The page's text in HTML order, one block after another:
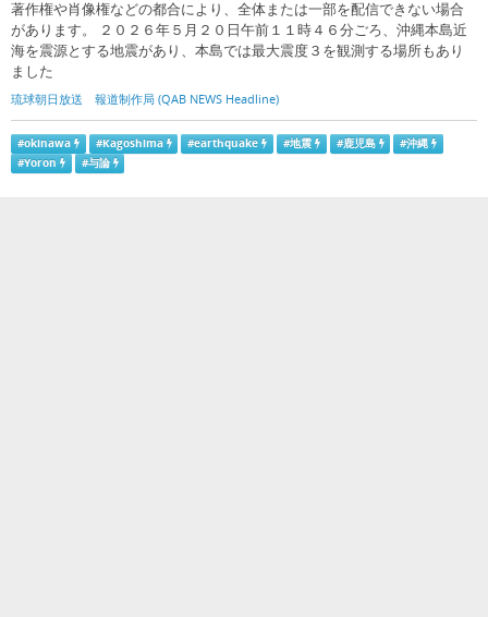
著作権や肖像権などの都合により、全体または一部を配信できない場合
があります。 ２０２６年５月２０日午前１１時４６分ごろ、沖縄本島近
海を震源とする地震があり、本島では最大震度３を観測する場所もあり
ました
琉球朝日放送 報道制作局 (QAB NEWS Headline)
#okinawa #Kagoshima #earthquake #地震 #鹿児島 #沖縄
#Yoron #与論